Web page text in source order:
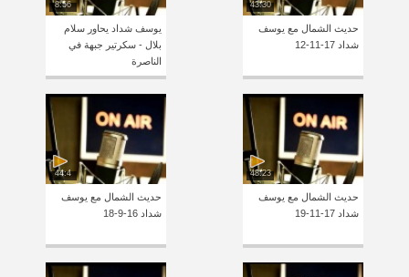
43:30
حديث الشمال مع يوسف
شداد 17-11-12
8:56
يوسف شداد يحاور سلام
بلال - سكرتير جبهة في
الناصرة
48:23
حديث الشمال مع يوسف
شداد 17-11-19
44:4
حديث الشمال مع يوسف
شداد 16-9-18